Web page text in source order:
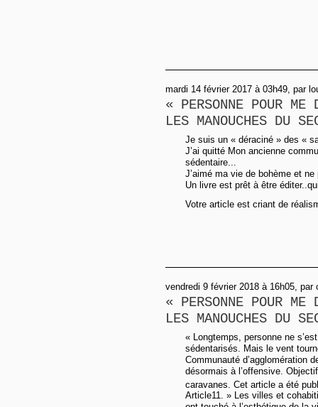
mardi 14 février 2017 à 03h49, par
« PERSONNE POUR
LES MANOUCHES DU
Je suis un « déraciné » des «
J’ai quitté Mon ancienne
sédentaire...
J’aimé ma vie de bohème et
Un livre est prêt à être
Votre article est criant de
vendredi 9 février 2018 à 16h05, par
« PERSONNE POUR
LES MANOUCHES DU
« Longtemps, personne ne
sédentarisés. Mais le vent
Communauté d’agglomération
désormais à l’offensive.
caravanes. Cet article a été
Article11. » Les villes et